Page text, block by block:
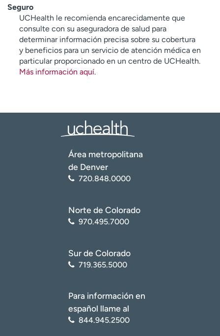
Seguro
UCHealth le recomienda encarecidamente que
consulte con su aseguradora de salud para
determinar información precisa sobre su cobertura
y beneficios para un servicio de atención médica en
particular proporcionado en un centro de UCHealth.
Más información aquí.
Área metropolitana
de Denver
720.848.0000
Norte de Colorado
970.495.7000
Sur de Colorado
719.365.5000
Para información en
español llame al
844.945.2500